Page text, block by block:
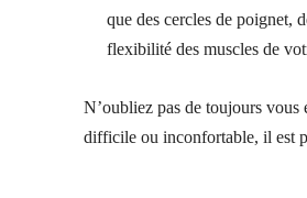
que des cercles de poignet,
flexibilité des muscles de
N’oubliez pas de toujours
difficile ou inconfortable, il est